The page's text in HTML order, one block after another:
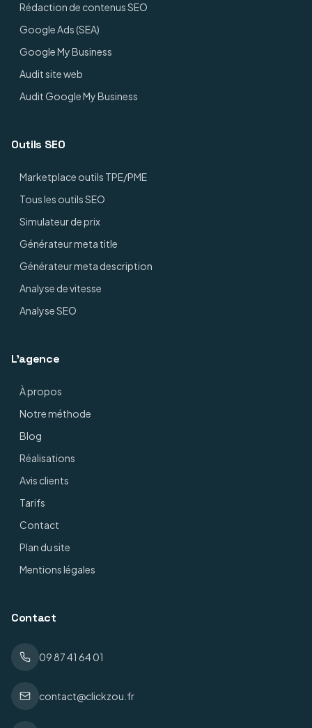
Rédaction de contenus SEO
Google Ads (SEA)
Google My Business
Audit site web
Audit Google My Business
Outils SEO
Marketplace outils TPE/PME
Tous les outils SEO
Simulateur de prix
Générateur meta title
Générateur meta description
Analyse de vitesse
Analyse SEO
L'agence
À propos
Notre méthode
Blog
Réalisations
Avis clients
Tarifs
Contact
Plan du site
Mentions légales
Contact
09 87 41 64 01
contact@clickzou.fr